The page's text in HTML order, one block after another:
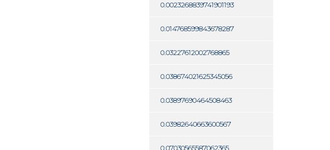
0.0023268839741901193
0.014768599843678287
0.03227612002768865
0.038674021625345056
0.03897690464508463
0.03982640663600567
0.07030565587062365